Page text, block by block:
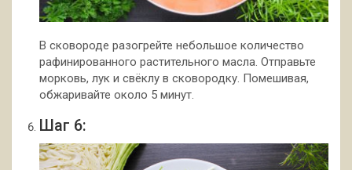
В сковороде разогрейте небольшое количество
рафинированного растительного масла. Отправьте
морковь, лук и свёклу в сковородку. Помешивая,
обжаривайте около 5 минут.
Шаг 6: